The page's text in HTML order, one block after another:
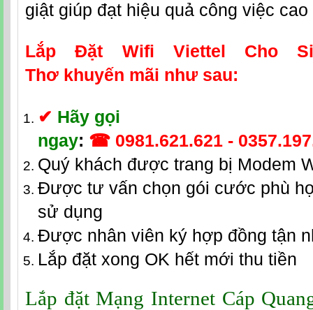
giật giúp đạt hiệu quả công việc
Lắp Đặt Wifi Viettel Cho
Thơ khuyến mãi như sau:
✔ Hãy gọi
ngay: ☎ 0981.621.621 -
Quý khách được trang bị Modem
Được tư vấn chọn gói cước phù
sử dụng
Được nhân viên ký hợp đồng tận
Lắp đặt xong OK hết mới thu tiền
Lắp đặt Mạng Internet Cáp